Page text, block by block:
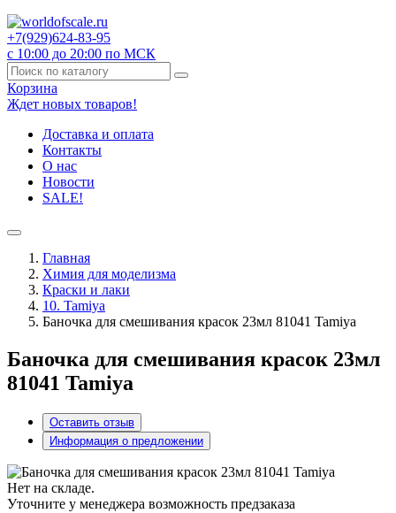
+7(929)624-83-95
с 10:00 до 20:00 по МСК
Корзина
Ждет новых товаров!
Доставка и оплата
Контакты
О нас
Новости
SALE!
Главная
Химия для моделизма
Краски и лаки
10. Tamiya
Баночка для смешивания красок 23мл 81041 Tamiya
Баночка для смешивания красок 23мл
81041 Tamiya
Оставить отзыв
Информация о предложении
Нет на складе.
Уточните у менеджера возможность предзаказа